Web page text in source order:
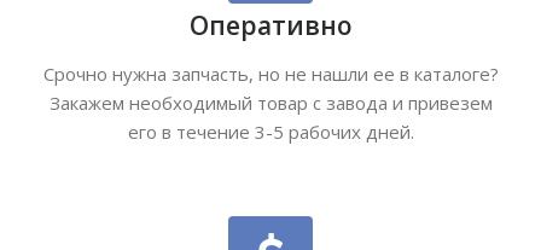
Оперативно
Срочно нужна запчасть, но не нашли ее в каталоге?
Закажем необходимый товар с завода и привезем
его в течение 3-5 рабочих дней.